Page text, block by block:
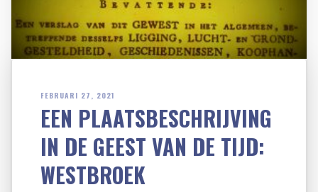
FEBRUARI 27, 2021
EEN PLAATSBESCHRIJVING
IN DE GEEST VAN DE TIJD:
WESTBROEK